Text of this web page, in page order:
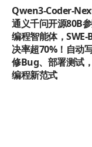
Qwen3-Coder-
通义千问开源80B
编程智能体，
决率超70%！自动写
修Bug、部署测试
编程新范式